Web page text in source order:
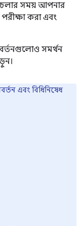
চলার সময় আপনার
করা এবং
সমর্থন
এবং বিধিনিষেধ